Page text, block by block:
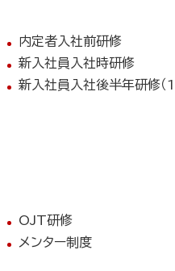
内定者入社前研修
新入社員入社時研修
新入社員入社後半年研修（
OJT研修
メンター制度